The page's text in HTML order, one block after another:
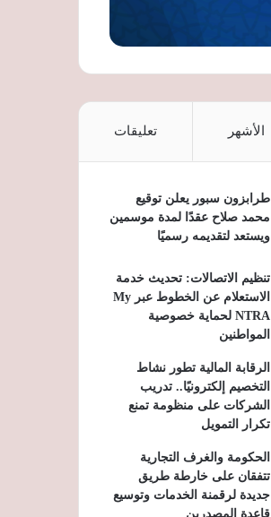
الأشهر تعليقات
طرابزون سبور يعلن توقيع
محمد صلاح عقدًا لمدة موسمين
ويستعد لتقديمه رسميًا
تنظيم الاتصالات: تحديث خدمة
الاستعلام عن الخطوط عبر My
NTRA لحماية خصوصية
المواطنين
الرقابة المالية تطور نشاط
التخصيم إلكترونيًا.. تدريب
الشركات على منظومة تمنع
تكرار التمويل
الحكومة والغرف التجارية
تتفقان على خارطة طريق
جديدة لرقمنة الخدمات وتوسيع
قاعدة المصدرين